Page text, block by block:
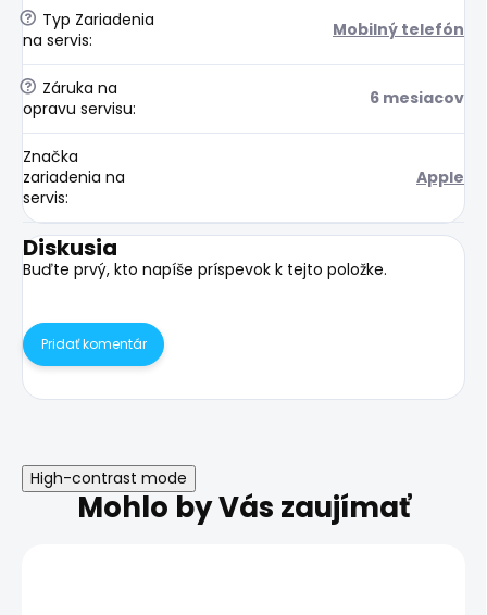
? Typ Zariadenia
na servis: Mobilný telefón
? Záruka na
opravu servisu: 6 mesiacov
Značka
zariadenia na
servis:
Apple
Diskusia
Buďte prvý, kto napíše príspevok k tejto položke.
Pridať komentár
High-contrast mode
Mohlo by Vás zaujímať